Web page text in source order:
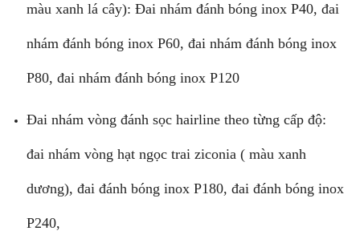
màu xanh lá cây): Đai nhám đánh bóng inox P40, đai
nhám đánh bóng inox P60, đai nhám đánh bóng inox
P80, đai nhám đánh bóng inox P120
Đai nhám vòng đánh sọc hairline theo từng cấp độ:
đai nhám vòng hạt ngọc trai ziconia ( màu xanh
dương), đai đánh bóng inox P180, đai đánh bóng inox
P240,